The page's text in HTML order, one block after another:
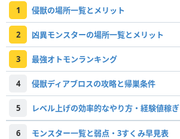
1 侵獣の場所一覧とメリット
2 凶異モンスターの場所一覧とメリット
3 最強オトモンランキング
4 侵獣ディアブロスの攻略と帰巣条件
5 レベル上げの効率的なやり方・経験値稼ぎ
6 モンスター一覧と弱点・3すくみ早見表